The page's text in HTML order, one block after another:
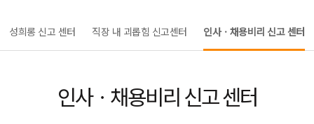
성희롱 신고 센터 직장 내 괴롭힘 신고센터 인사ㆍ채용비리 신고 센터
인사ㆍ채용비리 신고 센터